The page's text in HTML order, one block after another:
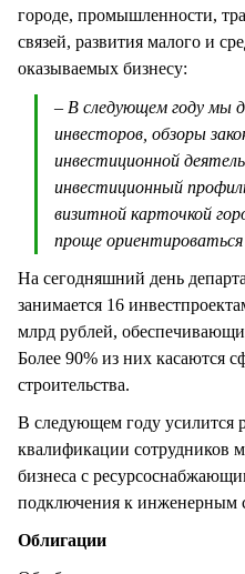
городе, промышленности,
связей, развития малого и
оказываемых бизнесу:
– В следующем году мы
инвесторов, обзоры
инвестиционной
инвестиционный
визитной карточкой
проще
На сегодняшний день
занимается 16
млрд рублей,
Более 90% из них касаются
строительства.
В следующем году усилится
квалификации сотрудников
бизнеса с
подключения к инженерным
Облигации